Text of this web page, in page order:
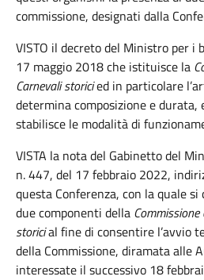
commissione, designati dalla
VISTO il decreto del Ministro per
17 maggio 2018 che istituisce la
Carnevali storicied in particolare
determina composizione e durata,
stabilisce le modalità di
VISTA la nota del Gabinetto del
n. 447, del 17 febbraio 2022,
questa Conferenza, con la quale
due componenti della Commissione
storicial fine di consentire l’avvio
della Commissione, diramata alle
interessate il successivo 18